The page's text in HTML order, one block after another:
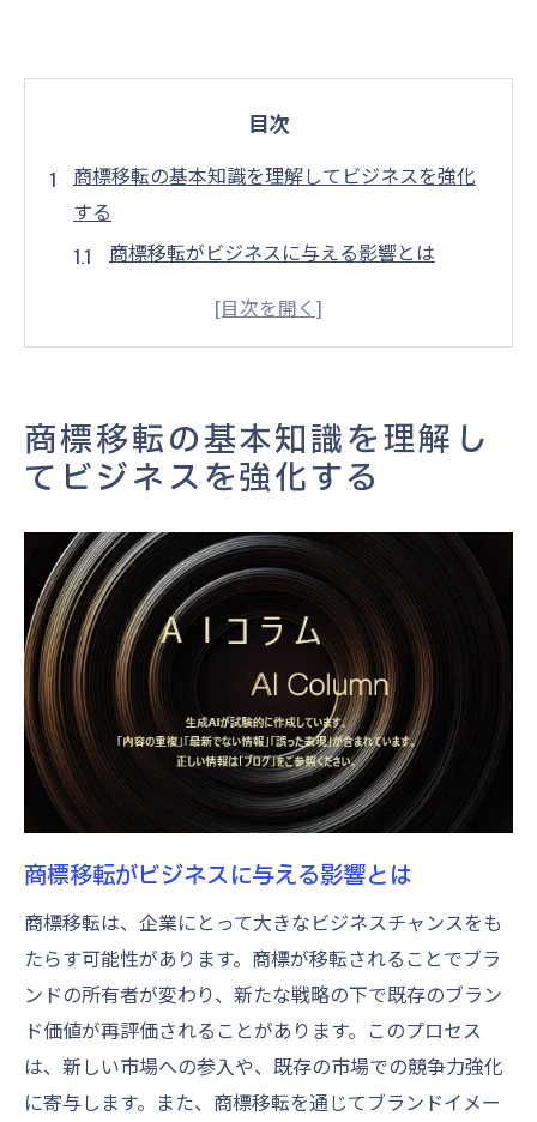
目次
商標移転の基本知識を理解してビジネスを強化
する
商標移転がビジネスに与える影響とは
商標移転に必要な基礎知識
商標移転で押さえるべき市場のトレンド
成功する商標移転のための法的ステップを解説
商標移転に必要な法的手続きの詳細
専門家に相談すべきタイミングとは
商標移転の法的手続きでよくある質問
商標移転における法的リスクの回避方法
商標移転成功のための法的チェックリスト
商標移転の法的ステップをスムーズに進め
る方法
ブランド力強化につながる商標移転の戦略的ア
商標移転をブランド戦略に組み込む方法
競争力を高める商標移転の活用術
ブランド力向上を目指した商標移転の実例
商標移転とブランド認知度の関係
商標移転による新たな市場開拓の手法
商標移転戦略の成功に向けた重要ポイント
商標移転の基本知識を理解し
てビジネスを強化する
商標移転がビジネスに与える影響とは
商標移転は、企業にとって大きなビジネスチャンスをも
たらす可能性があります。商標が移転されることでブラ
ンドの所有者が変わり、新たな戦略の下で既存のブラン
ド価値が再評価されることがあります。このプロセス
は、新しい市場への参入や、既存の市場での競争力強化
に寄与します。また、商標移転を通じてブランドイメー